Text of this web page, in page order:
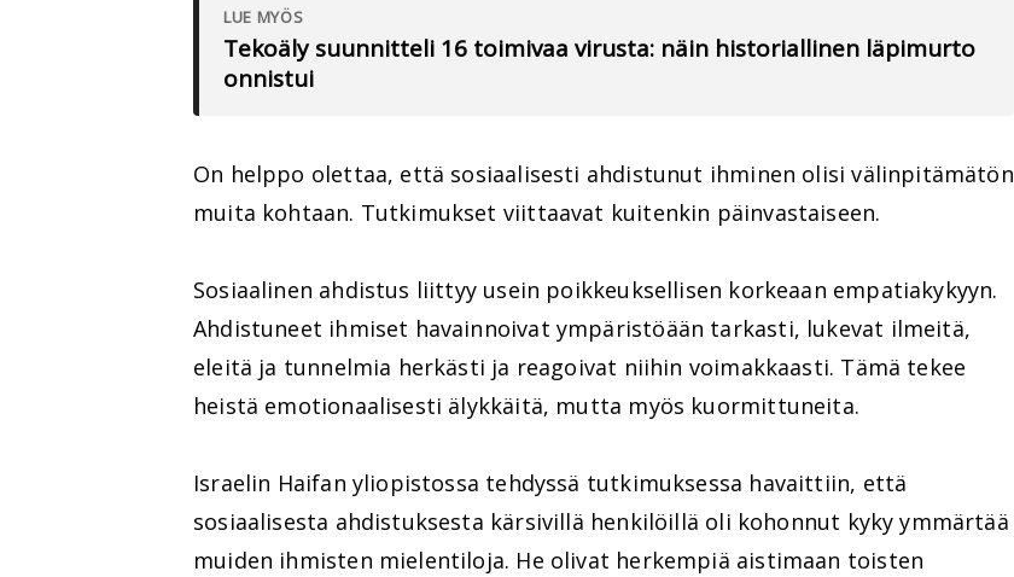
LUE MYÖS
Tekoäly suunnitteli 16 toimivaa virusta: näin historiallinen läpimurto
onnistui
On helppo olettaa, että sosiaalisesti ahdistunut ihminen olisi välinpitämätön
muita kohtaan. Tutkimukset viittaavat kuitenkin päinvastaiseen.
Sosiaalinen ahdistus liittyy usein poikkeuksellisen korkeaan empatiakykyyn.
Ahdistuneet ihmiset havainnoivat ympäristöään tarkasti, lukevat ilmeitä,
eleitä ja tunnelmia herkästi ja reagoivat niihin voimakkaasti. Tämä tekee
heistä emotionaalisesti älykkäitä, mutta myös kuormittuneita.
Israelin Haifan yliopistossa tehdyssä tutkimuksessa havaittiin, että
sosiaalisesta ahdistuksesta kärsivillä henkilöillä oli kohonnut kyky ymmärtää
muiden ihmisten mielentiloja. He olivat herkempiä aistimaan toisten